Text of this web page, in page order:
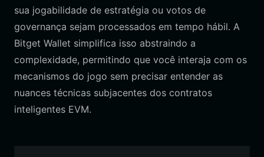
sua jogabilidade de estratégia ou votos de
governança sejam processados em tempo hábil. A
Bitget Wallet simplifica isso abstraindo a
complexidade, permitindo que você interaja com os
mecanismos do jogo sem precisar entender as
nuances técnicas subjacentes dos contratos
inteligentes EVM.